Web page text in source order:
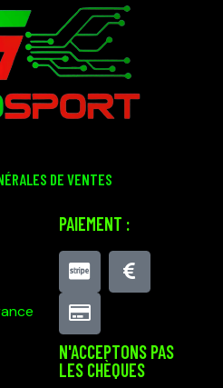
DE VENTES
PAIEMENT :
N'ACCEPTONS PAS
LES CHÈQUES